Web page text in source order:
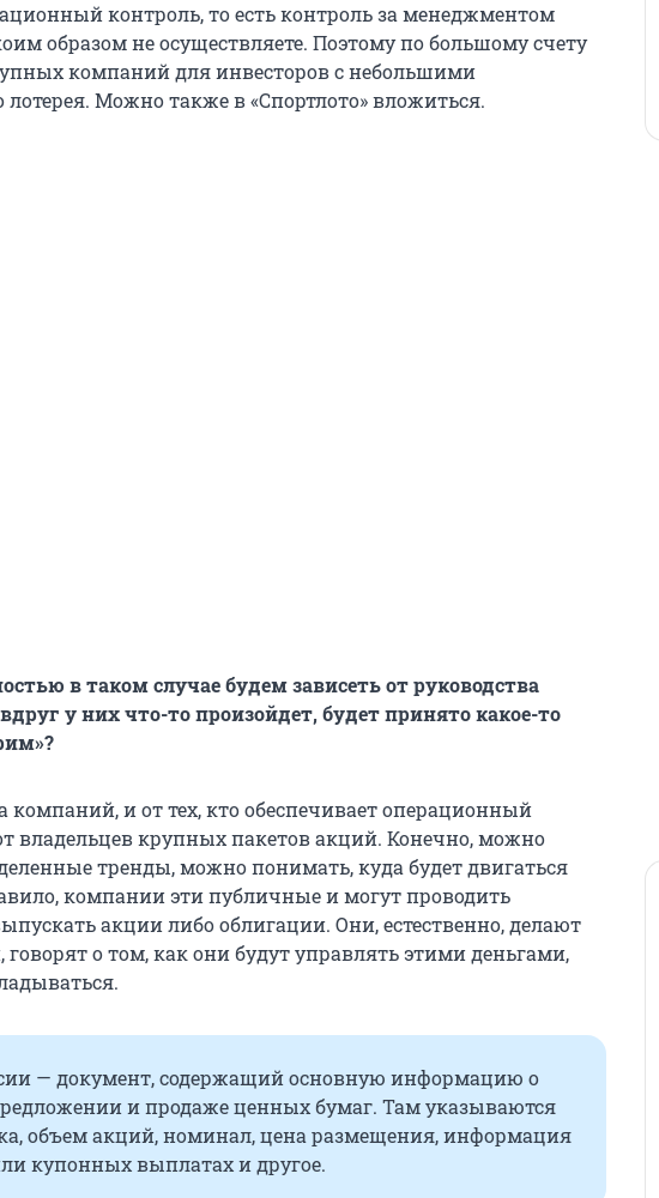
контроль, то есть контроль за менеджментом
образом не осуществляете. Поэтому по большому счету
компаний для инвесторов с небольшими
Можно также в «Спортлото» вложиться.
в таком случае будем зависеть от руководства
у них что-то произойдет, будет принято какое-то
компаний, и от тех, кто обеспечивает операционный
владельцев крупных пакетов акций. Конечно, можно
тренды, можно понимать, куда будет двигаться
компании эти публичные и могут проводить
акции либо облигации. Они, естественно, делают
говорят о том, как они будут управлять этими деньгами,
— документ, содержащий основную информацию о
и продаже ценных бумаг. Там указываются
объем акций, номинал, цена размещения, информация
купонных выплатах и другое.